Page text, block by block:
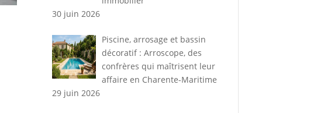
30 juin 2026
Piscine, arrosage et bassin
décoratif : Arroscope, des
confrères qui maîtrisent leur
affaire en Charente-Maritime
29 juin 2026